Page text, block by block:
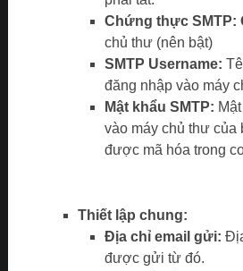
Chứng thực SMTP:
chủ thư (nên bật)
SMTP Username:
đăng nhập vào máy
Mật khẩu SMTP:
vào máy chủ thư của
được mã hóa trong
Thiết lập chung:
Địa chỉ email gửi:
được gửi từ đó.